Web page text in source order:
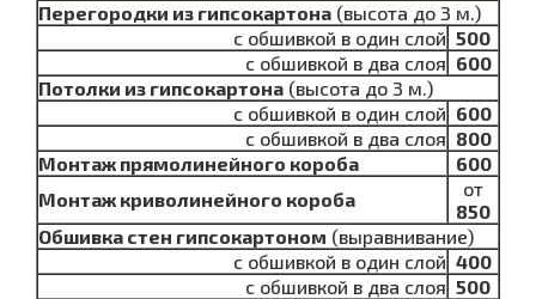
Перегородки из гипсокартона (высота до 3 м.)
с обшивкой в один слой 500
с обшивкой в два слоя 600
Потолки из гипсокартона (высота до 3 м.)
с обшивкой в один слой 600
с обшивкой в два слоя 800
Монтаж прямолинейного короба
600
Монтаж криволинейного короба
от
850
Обшивка стен гипсокартоном (выравнивание)
с обшивкой в один слой 400
с обшивкой в два слоя 500